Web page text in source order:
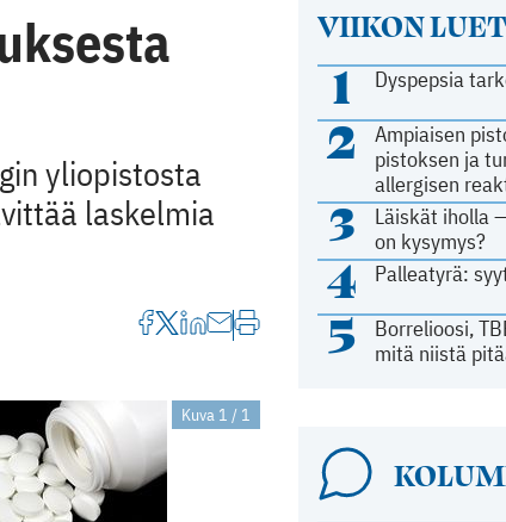
VIIKON
1 Dyspepsia
2
Ampiaisen
pistoksen ja
allergisen
3
Läiskät iholla
on kysymys?
4 Palleatyrä:
5
Borrelioosi,
mitä niistä
yliopistosta
laskelmia
Kuva 1 / 1